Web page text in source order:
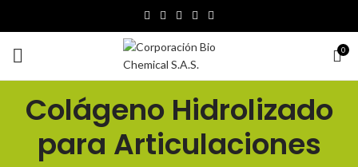
0
Colágeno Hidrolizado
para Articulaciones